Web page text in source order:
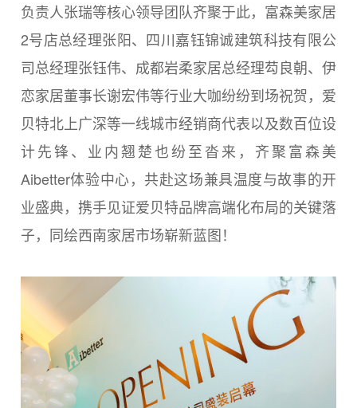
负责人张瑞等核心领导团队齐聚于此，富森美家居
2号店总经理张阳、四川嘉钰锦诚建筑科技有限公
司总经理张钰伟、成都岩柔家居总经理芶良朝、伊
恋家居董事长谢宏伟等行业大咖纷纷到场祝贺，爱
贝特北上广深等一线城市经销商代表以及数百位设
计先锋、业内翘楚也纷至沓来，齐聚富森美
Aibetter体验中心，共赴这场兼具温度与故事的开
业盛典，携手见证爱贝特品牌高端化布局的关键落
子，同绘西南家居市场崭新蓝图！